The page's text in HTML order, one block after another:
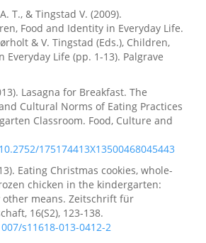
T., & Tingstad V. (2009).
Food and Identity in Everyday Life.
& V. Tingstad (Eds.), Children,
Everyday Life (pp. 1-13). Palgrave
Lasagna for Breakfast. The
Cultural Norms of Eating Practices
Classroom. Food, Culture and
175174413X13500468045443
Eating Christmas cookies, whole-
chicken in the kindergarten:
other means. Zeitschrift für
16(S2), 123-138.
s11618-013-0412-2